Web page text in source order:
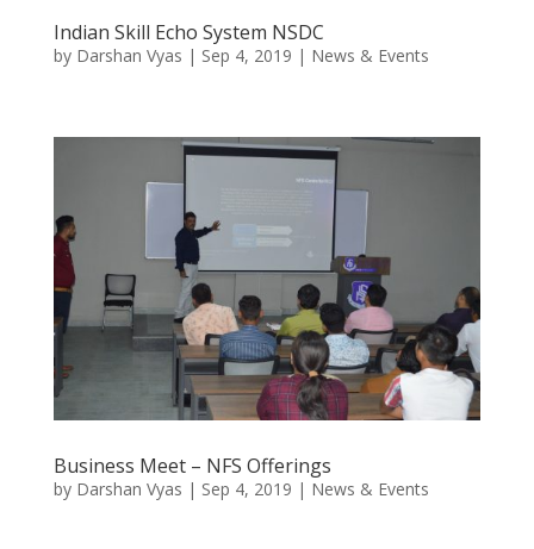
Indian Skill Echo System NSDC
by Darshan Vyas | Sep 4, 2019 | News & Events
Business Meet – NFS Offerings
by Darshan Vyas | Sep 4, 2019 | News & Events